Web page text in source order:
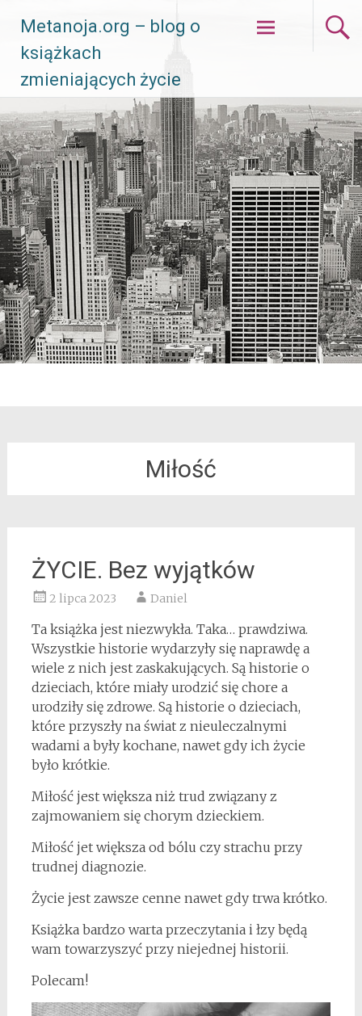
Metanoja.org – blog o
książkach
zmieniających życie
Skip
to
Miłość
ŻYCIE. Bez wyjątków
2 lipca 2023 Daniel
Ta książka jest niezwykła. Taka… prawdziwa.
Wszystkie historie wydarzyły się naprawdę a
wiele z nich jest zaskakujących. Są historie o
dzieciach, które miały urodzić się chore a
urodziły się zdrowe. Są historie o dzieciach,
które przyszły na świat z nieuleczalnymi
wadami a były kochane, nawet gdy ich życie
było krótkie.
Miłość jest większa niż trud związany z
zajmowaniem się chorym dzieckiem.
Miłość jet większa od bólu czy strachu przy
trudnej diagnozie.
Życie jest zawsze cenne nawet gdy trwa krótko.
Książka bardzo warta przeczytania i łzy będą
wam towarzyszyć przy niejednej historii.
Polecam!